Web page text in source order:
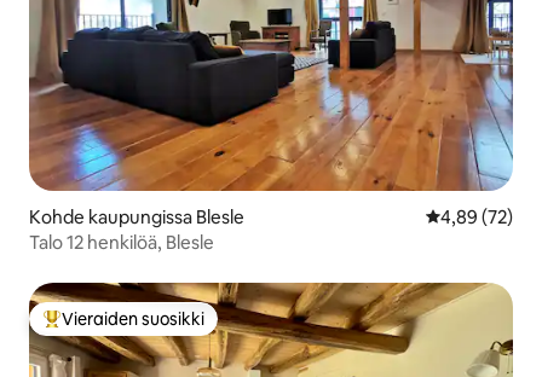
Kohde kaupungissa Blesle
4,89 (72)
Talo 12 henkilöä, Blesle
Vieraiden suosikkien parhaimmistoa
Vieraiden suosikki